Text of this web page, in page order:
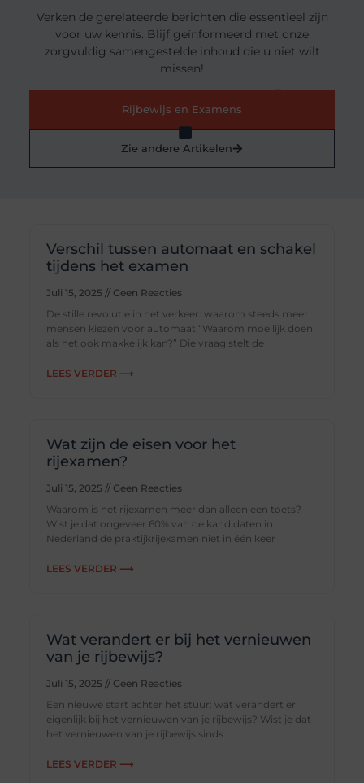
Verken de gerelateerde berichten die essentieel zijn
voor uw kennis. Blijf geïnformeerd met onze
zorgvuldig samengestelde inhoud die u niet wilt
missen!
Rijbewijs en Examens
Zie andere Artikelen
Verschil tussen automaat en schakel
tijdens het examen
Juli 15, 2025
Geen Reacties
De stille revolutie in het verkeer: waarom steeds meer
mensen kiezen voor automaat “Waarom moeilijk doen
als het ook makkelijk kan?” Die vraag stelt de
LEES VERDER ⟶
Wat zijn de eisen voor het
rijexamen?
Juli 15, 2025
Geen Reacties
Waarom is het rijexamen meer dan alleen een toets?
Wist je dat ongeveer 60% van de kandidaten in
Nederland de praktijkrijexamen niet in één keer
LEES VERDER ⟶
Wat verandert er bij het vernieuwen
van je rijbewijs?
Juli 15, 2025
Geen Reacties
Een nieuwe start achter het stuur: wat verandert er
eigenlijk bij het vernieuwen van je rijbewijs? Wist je dat
het vernieuwen van je rijbewijs sinds
LEES VERDER ⟶